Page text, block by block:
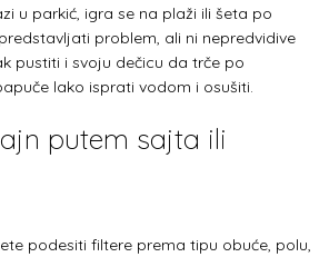
u parkić, igra se na plaži ili šeta po
problem, ali ni nepredvidive
pustiti i svoju dečicu da trče po
lako isprati vodom i osušiti.
putem sajta ili
podesiti filtere prema tipu obuće, polu,